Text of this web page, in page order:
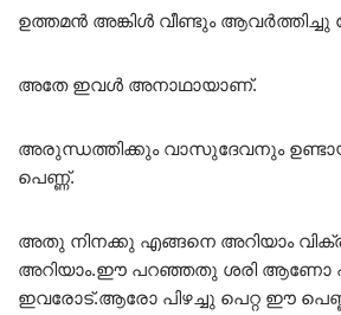
ഉത്തമൻ അങ്കിൾ വീണ്ടും ആവർത്തിച്ചു
അതേ ഇവൾ അനാഥായാണ്.
അരുന്ധത്തിക്കും വാസുദേവനും
പെണ്ണ്.
അതു നിനക്കു എങ്ങനെ അറിയാം
അറിയാം.ഈ പറഞ്ഞതു ശരി ആണോ
ഇവരോട്.ആരോ പിഴച്ചു പെറ്റ ഈ